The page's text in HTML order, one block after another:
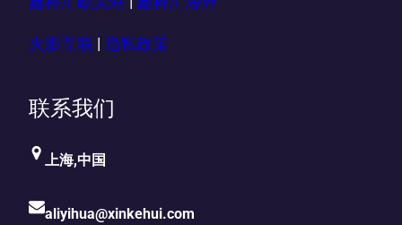
火影互联 隐私政策
联系我们
上海,中国
aliyihua@xinkehui.com